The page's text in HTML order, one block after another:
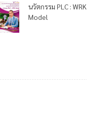
นวัตกรรม PLC : WRK
Model